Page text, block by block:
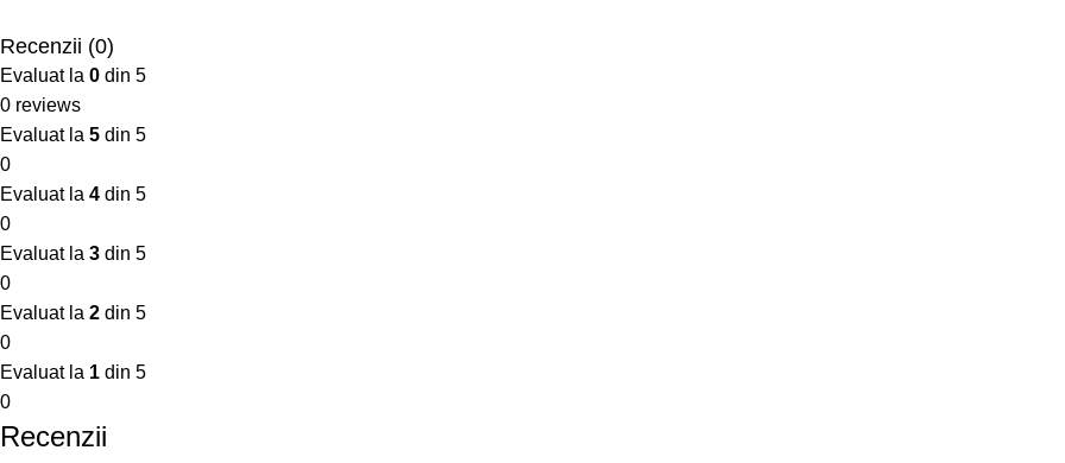
Recenzii (0)
Evaluat la 0 din 5
0 reviews
Evaluat la 5 din 5
0
Evaluat la 4 din 5
0
Evaluat la 3 din 5
0
Evaluat la 2 din 5
0
Evaluat la 1 din 5
0
Recenzii